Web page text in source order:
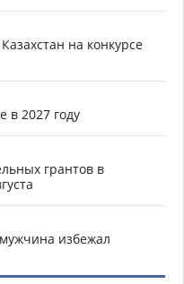
на конкурсе
в 2027 году
грантов в
избежал